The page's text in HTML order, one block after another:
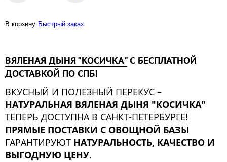
В корзину Быстрый заказ
ВЯЛЕНАЯ ДЫНЯ "КОСИЧКА"С БЕСПЛАТНОЙ
ДОСТАВКОЙ ПО СПБ!
ВКУСНЫЙ И ПОЛЕЗНЫЙ ПЕРЕКУС –
НАТУРАЛЬНАЯ ВЯЛЕНАЯ ДЫНЯ "КОСИЧКА"
ТЕПЕРЬ ДОСТУПНА В САНКТ-ПЕТЕРБУРГЕ!
ПРЯМЫЕ ПОСТАВКИ С ОВОЩНОЙ БАЗЫ
ГАРАНТИРУЮТ НАТУРАЛЬНОСТЬ, КАЧЕСТВО И
ВЫГОДНУЮ ЦЕНУ.